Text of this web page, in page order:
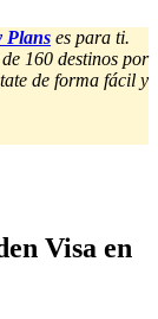
Plans es para ti.
160 destinos por
de forma fácil y
Visa en